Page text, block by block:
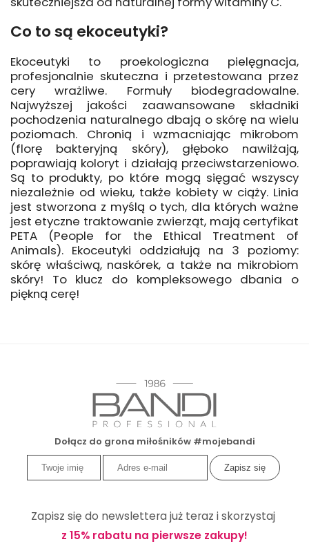
Co to są ekoceutyki?
Ekoceutyki to proekologiczna pielęgnacja,
profesjonalnie skuteczna i przetestowana przez
cery wrażliwe. Formuły biodegradowalne.
Najwyższej jakości zaawansowane składniki
pochodzenia naturalnego dbają o skórę na wielu
poziomach. Chronią i wzmacniając mikrobom
(florę bakteryjną skóry), głęboko nawilżają,
poprawiają koloryt i działają przeciwstarzeniowo.
Są to produkty, po które mogą sięgać wszyscy
niezależnie od wieku, także kobiety w ciąży. Linia
jest stworzona z myślą o tych, dla których ważne
jest etyczne traktowanie zwierząt, mają certyfikat
PETA (People for the Ethical Treatment of
Animals). Ekoceutyki oddziałują na 3 poziomy:
skórę właściwą, naskórek, a także na mikrobiom
skóry! To klucz do kompleksowego dbania o
piękną cerę!
Dołącz do grona miłośników #mojebandi
Zapisz się do newslettera już teraz i skorzystaj
z 15% rabatu na pierwsze zakupy!